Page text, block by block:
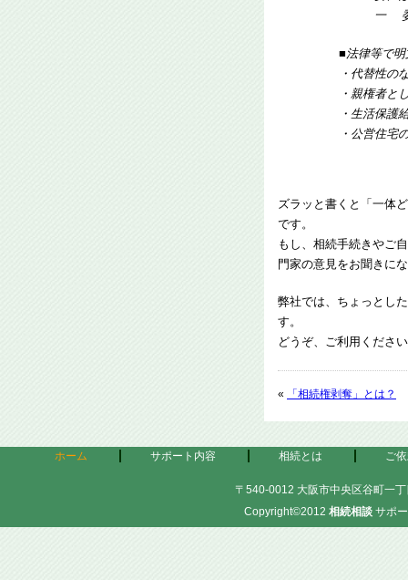
一 委任
■法律等で
・代替性の
・親権者と
・生活保護
・公営住宅
ズラッと書くと「一体
です。
もし、相続手続きやご
門家の意見をお聞きに
弊社では、ちょっとし
す。
どうぞ、ご利用くださ
« 「相続権剥奪」とは？
ホーム サポート内容 相続とは ご
〒540-0012 大阪市中央区谷町一
Copyright©2012 相続相談 サポ